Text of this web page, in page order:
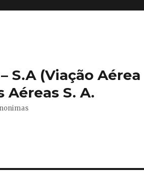
S.A (Viação
Aéreas S. A.